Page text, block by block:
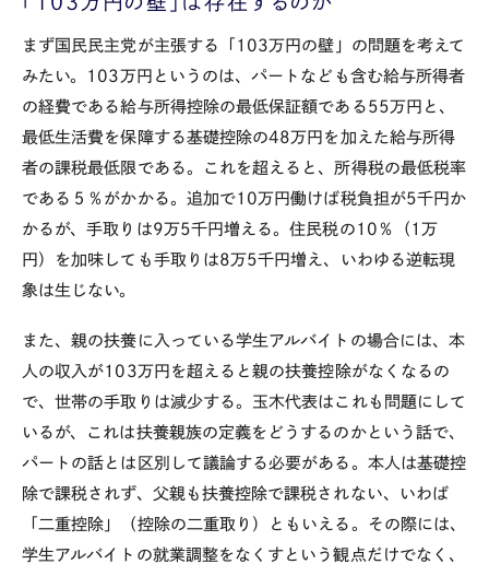
まず国民民主党が主張する「 103万円の壁」の問題を考えて
みたい。
103万円というのは、パートなども含む給与所得者
の経費である給与所得控除の最低保証額である 55万円と、
最低生活費を保障する基礎控除の48万円を加えた給与所得
者の課税最低限である。これを超えると、所得税の最低税率
である５％がかかる。追加で10万円働けば税負担が5千円か
かるが、手取りは9万5千円増える。住民税の 10 ％（ 1 万
円）を加味しても手取りは8万5千円増え、いわゆる逆転現
象は生じない。
また、親の扶養に入っている学生アルバイトの場合には、本
人の収入が103万円を超えると親の扶養控除がなくなるの
で、世帯の手取りは減少する。玉木代表はこれも問題にして
いるが、これは扶養親族の定義をどうするのかという話で、
パートの話とは区別して議論する必要がある。本人は基礎控
除で課税されず、父親も扶養控除で課税されない、いわば
「二重控除」（控除の二重取り）ともいえる。その際には、
学生アルバイトの就業調整をなくすという観点だけでなく、